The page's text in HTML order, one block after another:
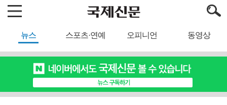
뉴스 스포츠·연예 오피니언 동영상